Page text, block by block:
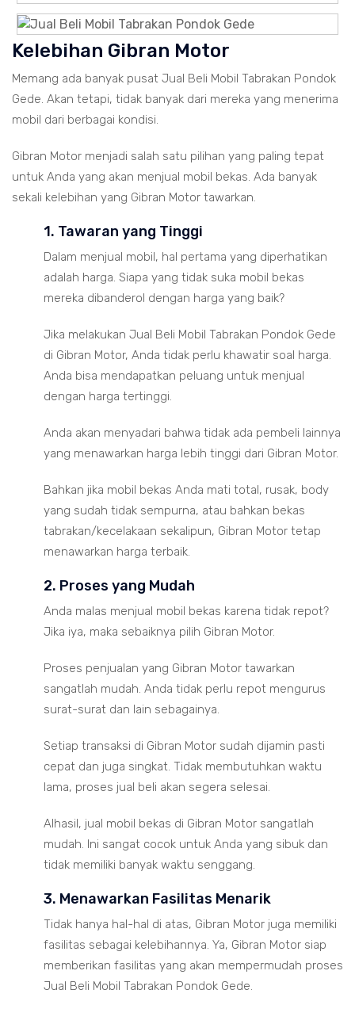
Kelebihan Gibran Motor
Memang ada banyak pusat Jual Beli Mobil Tabrakan Pondok
Gede. Akan tetapi, tidak banyak dari mereka yang menerima
mobil dari berbagai kondisi.
Gibran Motor menjadi salah satu pilihan yang paling tepat
untuk Anda yang akan menjual mobil bekas. Ada banyak
sekali kelebihan yang Gibran Motor tawarkan.
1. Tawaran yang Tinggi
Dalam menjual mobil, hal pertama yang diperhatikan
adalah harga. Siapa yang tidak suka mobil bekas
mereka dibanderol dengan harga yang baik?
Jika melakukan Jual Beli Mobil Tabrakan Pondok Gede
di Gibran Motor, Anda tidak perlu khawatir soal harga.
Anda bisa mendapatkan peluang untuk menjual
dengan harga tertinggi.
Anda akan menyadari bahwa tidak ada pembeli lainnya
yang menawarkan harga lebih tinggi dari Gibran Motor.
Bahkan jika mobil bekas Anda mati total, rusak, body
yang sudah tidak sempurna, atau bahkan bekas
tabrakan/kecelakaan sekalipun, Gibran Motor tetap
menawarkan harga terbaik.
2. Proses yang Mudah
Anda malas menjual mobil bekas karena tidak repot?
Jika iya, maka sebaiknya pilih Gibran Motor.
Proses penjualan yang Gibran Motor tawarkan
sangatlah mudah. Anda tidak perlu repot mengurus
surat-surat dan lain sebagainya.
Setiap transaksi di Gibran Motor sudah dijamin pasti
cepat dan juga singkat. Tidak membutuhkan waktu
lama, proses jual beli akan segera selesai.
Alhasil, jual mobil bekas di Gibran Motor sangatlah
mudah. Ini sangat cocok untuk Anda yang sibuk dan
tidak memiliki banyak waktu senggang.
3. Menawarkan Fasilitas Menarik
Tidak hanya hal-hal di atas, Gibran Motor juga memiliki
fasilitas sebagai kelebihannya. Ya, Gibran Motor siap
memberikan fasilitas yang akan mempermudah proses
Jual Beli Mobil Tabrakan Pondok Gede.